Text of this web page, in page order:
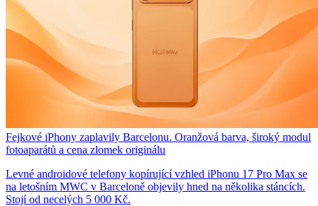
Fejkové iPhony zaplavily Barcelonu. Oranžová barva, široký modul
fotoaparátů a cena zlomek originálu
Levné androidové telefony kopírující vzhled iPhonu 17 Pro Max se
na letošním MWC v Barceloně objevily hned na několika stáncích.
Stojí od necelých 5 000 Kč.